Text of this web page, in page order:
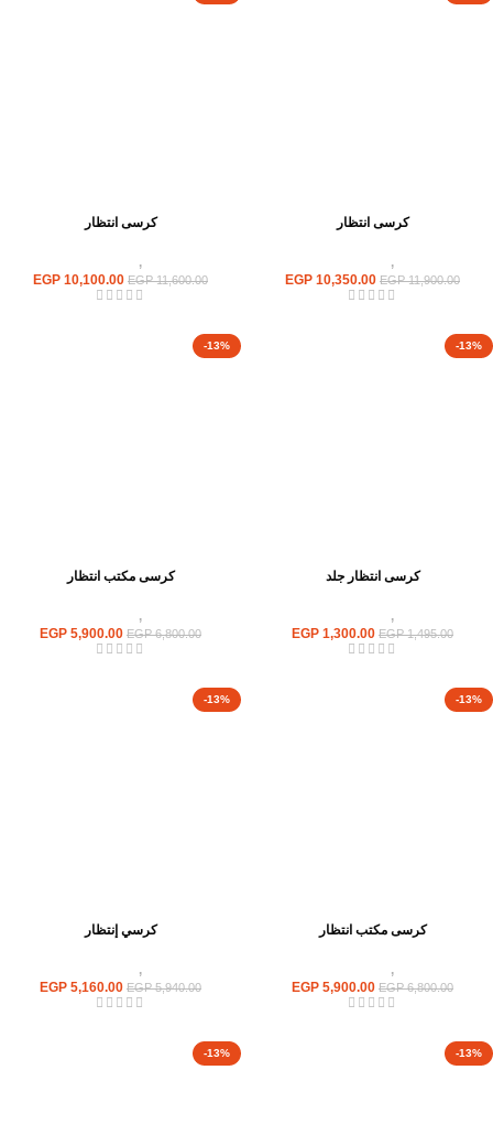
كرسى انتظار
,
EGP11,900.00
EGP 10,350.00
كرسى انتظار
,
EGP11,600.00
EGP 10,100.00
-13%
كرسى انتظار جلد
,
EGP1,495.00
EGP 1,300.00
-13%
كرسى مكتب انتظار
,
EGP6,800.00
EGP 5,900.00
-13%
كرسى مكتب انتظار
,
EGP6,800.00
EGP 5,900.00
-13%
كرسي إنتظار
,
EGP5,940.00
EGP 5,160.00
-13%
-13%